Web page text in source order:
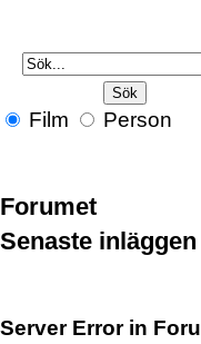
Film Person
Forumet
Senaste inläggen
Server Error in